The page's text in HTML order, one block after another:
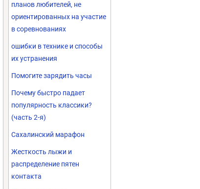
планов любителей, не
ориентированных на участие
в соревнованиях
ошибки в технике и способы
их устранения
Помогите зарядить часы
Почему быстро падает
популярность классики?
(часть 2-я)
Сахалинский марафон
Жесткость лыжи и
распределение пятен
контакта